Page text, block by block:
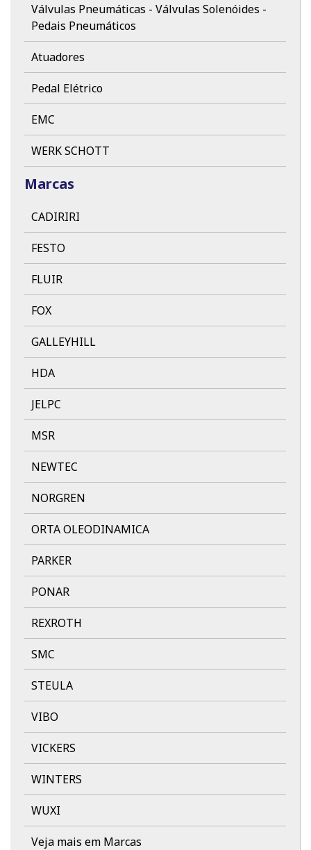
Válvulas Pneumáticas - Válvulas Solenóides -
Pedais Pneumáticos
Atuadores
Pedal Elétrico
EMC
WERK SCHOTT
Marcas
CADIRIRI
FESTO
FLUIR
FOX
GALLEYHILL
HDA
JELPC
MSR
NEWTEC
NORGREN
ORTA OLEODINAMICA
PARKER
PONAR
REXROTH
SMC
STEULA
VIBO
VICKERS
WINTERS
WUXI
Veja mais em Marcas